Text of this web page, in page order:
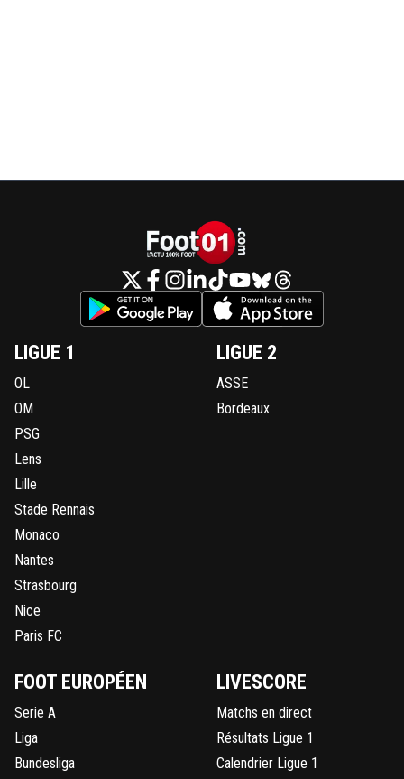
LIGUE 1
OL
OM
PSG
Lens
Lille
Stade Rennais
Monaco
Nantes
Strasbourg
Nice
Paris FC
LIGUE 2
ASSE
Bordeaux
FOOT EUROPÉEN
Serie A
Liga
Bundesliga
LIVESCORE
Matchs en direct
Résultats Ligue 1
Calendrier Ligue 1